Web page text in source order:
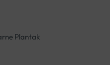
Plantak